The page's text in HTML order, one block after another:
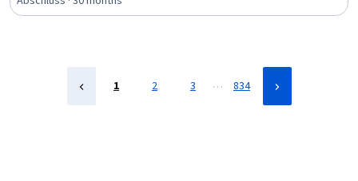
and Forecasting, Open Source Technology, Software As
Language, Cybersecurity, Cloud Security, Computer
Hardware, Design Thinking, Team Oriented
1 2 3 … 834